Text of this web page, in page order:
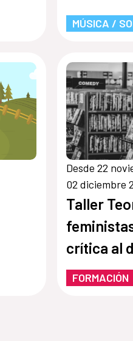
MÚSICA /
Desde 22
02 diciembre
Taller
crítica al
patriarcal
FORMACIÓN